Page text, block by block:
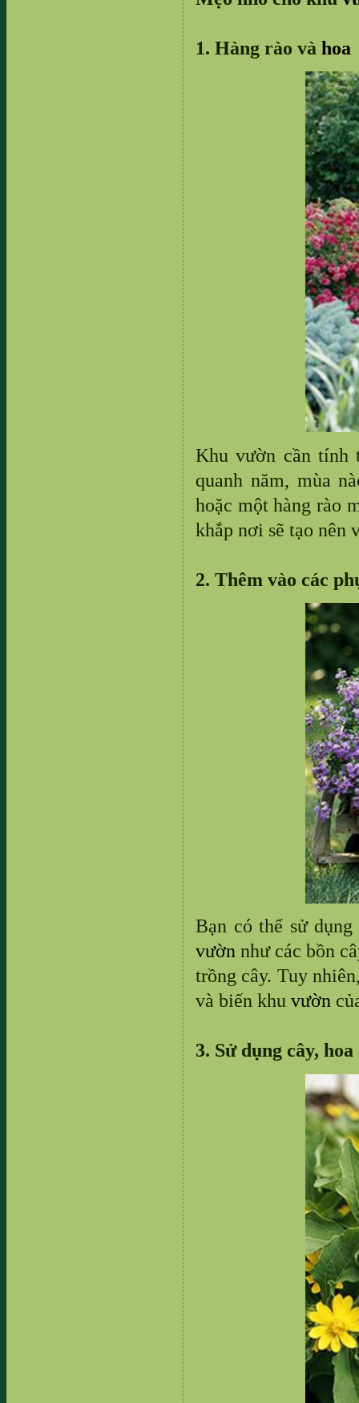
1. Hàng rào và hoa
Khu vườn cần tính
quanh năm, mùa
hoặc một hàng rào
khắp nơi sẽ tạo nên
2. Thêm vào các
Bạn có thể sử
vườn như các bồn
trồng cây. Tuy
và biến khu vườn
3. Sử dụng cây, hoa